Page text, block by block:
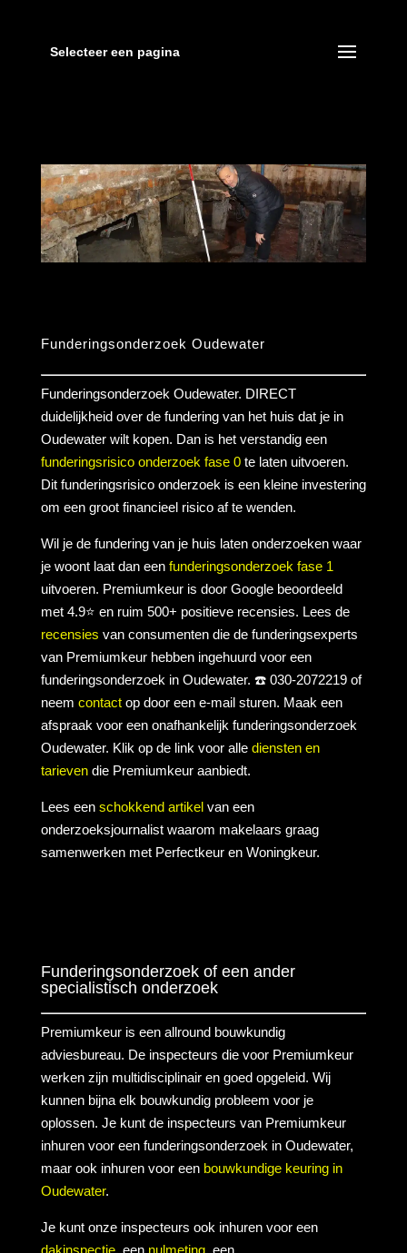
Selecteer een pagina
Funderingsonderzoek Oudewater
Funderingsonderzoek Oudewater. DIRECT
duidelijkheid over de fundering van het huis dat je in
Oudewater wilt kopen. Dan is het verstandig een
funderingsrisico onderzoek fase 0 te laten uitvoeren.
Dit funderingsrisico onderzoek is een kleine investering
om een groot financieel risico af te wenden.
Wil je de fundering van je huis laten onderzoeken waar
je woont laat dan een funderingsonderzoek fase 1
uitvoeren. Premiumkeur is door Google beoordeeld
met 4.9⭐ en ruim 500+ positieve recensies. Lees de
recensies van consumenten die de funderingsexperts
van Premiumkeur hebben ingehuurd voor een
funderingsonderzoek in Oudewater. ☎️ 030-2072219 of
neem contactop door een e-mail sturen. Maak een
afspraak voor een onafhankelijk funderingsonderzoek
Oudewater. Klik op de link voor alle diensten en
tarievendie Premiumkeur aanbiedt.
Lees een schokkend artikelvan een
onderzoeksjournalist waarom makelaars graag
samenwerken met Perfectkeur en Woningkeur.
Funderingsonderzoek of een ander
specialistisch onderzoek
Premiumkeur is een allround bouwkundig
adviesbureau. De inspecteurs die voor Premiumkeur
werken zijn multidisciplinair en goed opgeleid. Wij
kunnen bijna elk bouwkundig probleem voor je
oplossen. Je kunt de inspecteurs van Premiumkeur
inhuren voor een funderingsonderzoek in Oudewater,
maar ook inhuren voor een bouwkundige keuring in
Oudewater.
Je kunt onze inspecteurs ook inhuren voor een